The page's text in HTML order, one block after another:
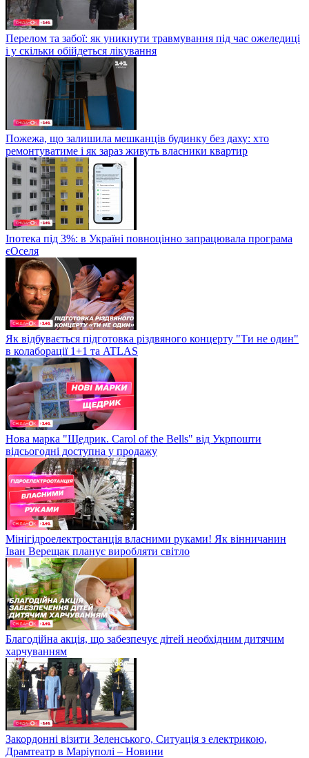
Перелом та забої: як уникнути травмування під час ожеледиці
і у скільки обійдеться лікування
Пожежа, що залишила мешканців будинку без даху: хто
ремонтуватиме і як зараз живуть власники квартир
Іпотека під 3%: в Україні повноцінно запрацювала програма
єОселя
Як відбувається підготовка різдвяного концерту "Ти не один"
в колаборації 1+1 та ATLAS
Нова марка "Щедрик. Carol of the Bells" від Укрпошти
відсьогодні доступна у продажу
Мінігідроелектростанція власними руками! Як вінничанин
Іван Верещак планує виробляти світло
Благодійна акція, що забезпечує дітей необхідним дитячим
харчуванням
Закордонні візити Зеленського, Ситуація з електрикою,
Драмтеатр в Маріуполі – Новини